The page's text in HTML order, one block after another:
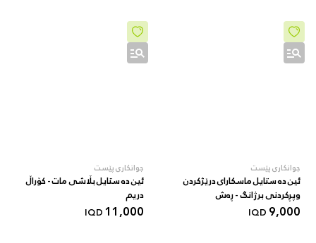
جوانکاری پێست
ئین دە ستایل ماسکارای درێژکردن
وپڕکردنی برژانگ - ڕەش
9,000
IQD
جوانکاری پێست
ئین دە ستایل بڵاشی مات - کۆراڵ
دریم
11,000
IQD